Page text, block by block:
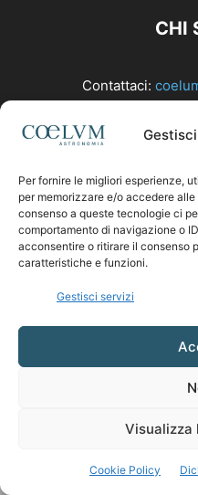
Per fornire le migliori esperienze,
per memorizzare e/o accedere
consenso a queste tecnologie ci
comportamento di navigazione o
acconsentire o ritirare il consenso
caratteristiche e funzioni.
Gestisci servizi
Visualizza
Cookie Policy
CHI
Contattaci: